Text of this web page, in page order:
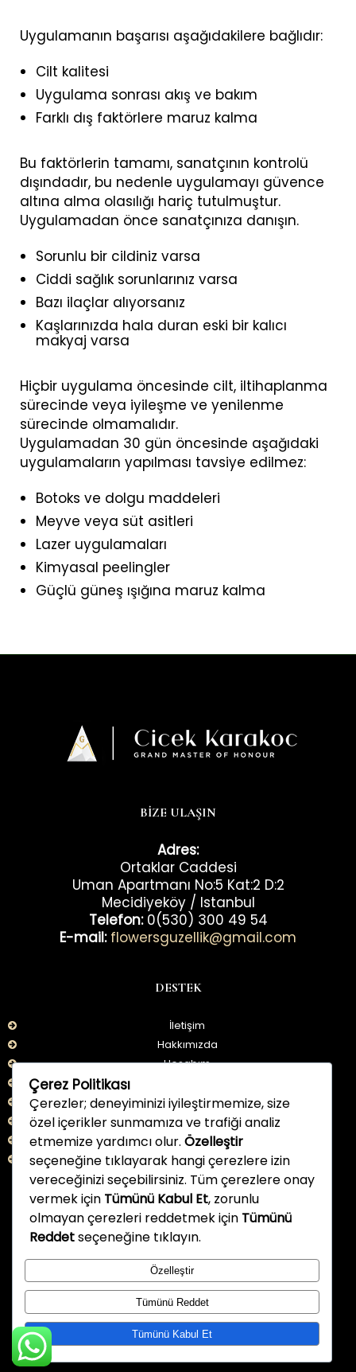
Uygulamanın başarısı aşağıdakilere bağlıdır:
Cilt kalitesi
Uygulama sonrası akış ve bakım
Farklı dış faktörlere maruz kalma
Bu faktörlerin tamamı, sanatçının kontrolü
dışındadır, bu nedenle uygulamayı güvence
altına alma olasılığı hariç tutulmuştur.
Uygulamadan önce sanatçınıza danışın.
Sorunlu bir cildiniz varsa
Ciddi sağlık sorunlarınız varsa
Bazı ilaçlar alıyorsanız
Kaşlarınızda hala duran eski bir kalıcı
makyaj varsa
Hiçbir uygulama öncesinde cilt, iltihaplanma
sürecinde veya iyileşme ve yenilenme
sürecinde olmamalıdır.
Uygulamadan 30 gün öncesinde aşağıdaki
uygulamaların yapılması tavsiye edilmez:
Botoks ve dolgu maddeleri
Meyve veya süt asitleri
Lazer uygulamaları
Kimyasal peelingler
Güçlü güneş ışığına maruz kalma
BİZE ULAŞIN
Adres:
Ortaklar Caddesi
Uman Apartmanı No:5 Kat:2 D:2
Mecidiyeköy / Istanbul
Telefon:0(530) 300 49 54
E-mail: flowersguzellik@gmail.com
DESTEK
İletişim
Hakkımızda
Hesabım
Kullanım Şartları
KVKK
Aydınlatma Metni
Çerez Politikası
BİZİ TAKİP EDİN
developed by DERiN15
Çerez Politikası
Çerezler; deneyiminizi iyileştirmemize, size
özel içerikler sunmamıza ve trafiği analiz
etmemize yardımcı olur. Özelleştir
seçeneğine tıklayarak hangi çerezlere izin
vereceğinizi seçebilirsiniz. Tüm çerezlere onay
vermek için Tümünü Kabul Et, zorunlu
olmayan çerezleri reddetmek için Tümünü
Reddetseçeneğine tıklayın.
Özelleştir
Tümünü Reddet
Tümünü Kabul Et